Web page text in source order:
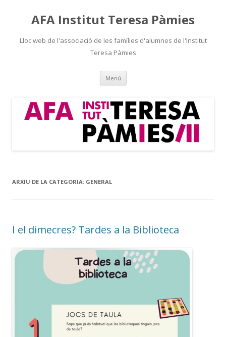
AFA Institut Teresa Pàmies
Lloc web de l'associació de les famílies d'alumnes de l'Institut
Teresa Pàmies
Menú Vés
contingut
ARXIU DE LA CATEGORIA: GENERAL
I el dimecres? Tardes a la Biblioteca